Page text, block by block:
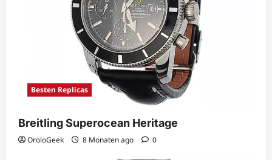
Besten Replicas
Breitling Superocean Heritage
OroloGeek 8 Monaten ago 0